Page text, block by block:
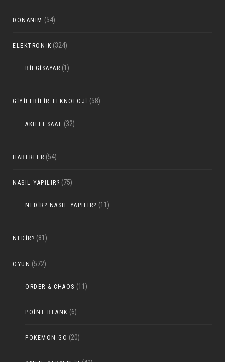
DONANIM (54)
ELEKTRONIK (324)
BILGISAYAR (1)
GIYILEBILIR TEKNOLOJI (58)
AKILLI SAAT (32)
HABERLER (54)
NASIL YAPILIR? (75)
NEDIR? NASIL YAPILIR? (11)
NEDIR? (81)
OYUN (572)
ORDER & CHAOS (11)
POINT BLANK (6)
POKEMON GO (20)